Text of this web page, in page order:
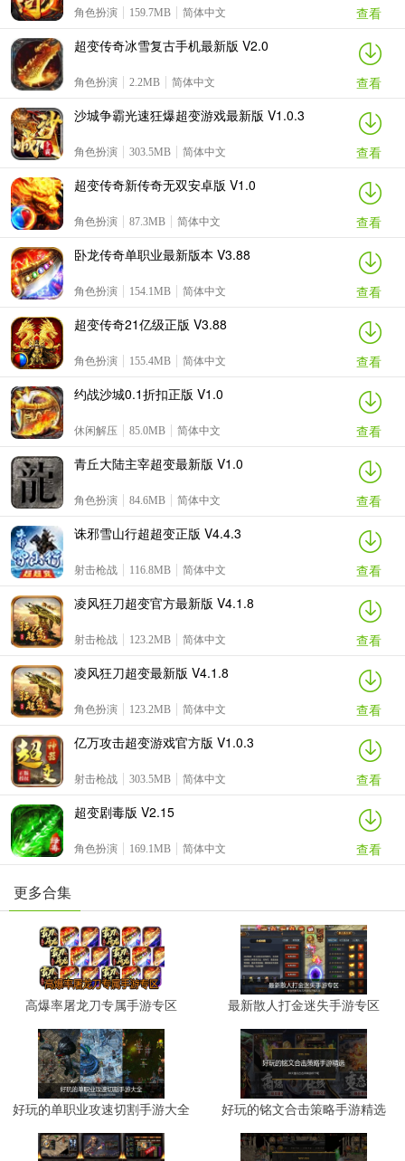
角色扮演 159.7MB 简体中文
查看
超变传奇冰雪复古手机最新版 V2.0
角色扮演 2.2MB 简体中文
查看
沙城争霸光速狂爆超变游戏最新版 V1.0.3
角色扮演 303.5MB 简体中文
查看
超变传奇新传奇无双安卓版 V1.0
角色扮演 87.3MB 简体中文
查看
卧龙传奇单职业最新版本 V3.88
角色扮演 154.1MB 简体中文
查看
超变传奇21亿级正版 V3.88
角色扮演 155.4MB 简体中文
查看
约战沙城0.1折扣正版 V1.0
休闲解压 85.0MB 简体中文
查看
青丘大陆主宰超变最新版 V1.0
角色扮演 84.6MB 简体中文
查看
诛邪雪山行超超变正版 V4.4.3
射击枪战 116.8MB 简体中文
查看
凌风狂刀超变官方最新版 V4.1.8
射击枪战 123.2MB 简体中文
查看
凌风狂刀超变最新版 V4.1.8
角色扮演 123.2MB 简体中文
查看
亿万攻击超变游戏官方版 V1.0.3
射击枪战 303.5MB 简体中文
查看
超变剧毒版 V2.15
角色扮演 169.1MB 简体中文 查看
更多合集
高爆率屠龙刀专属手游专区 最新散人打金迷失手游专区
好玩的单职业攻速切割手游大全 好玩的铭文合击策略手游精选